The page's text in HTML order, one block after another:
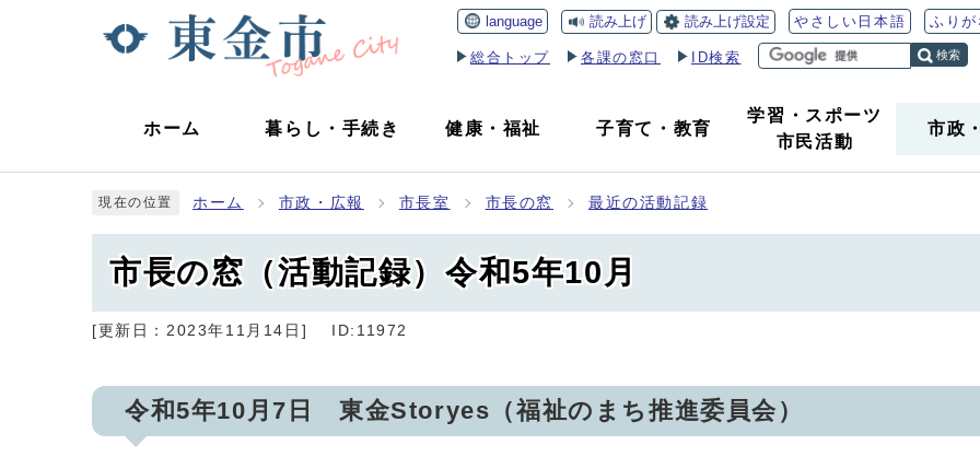
language 読み上げ 読み上げ設定 やさしい日本語 ふり
総合トップ 各課の窓口 ID検索 検索
ホーム 暮らし ・ 手続き 健康 ・福祉 子育て ・ 教育
学習・スポーツ
市民活動
市政
現在の位置 ホーム 市政・広報 市長室 市長の窓 最近の活動記録
市長の窓（活動記録）令和5年10月
[更新日： 2023年11月14日 ] ID:11972
令和5年10月7日 東金Storyes（福祉のまち推進委員会）